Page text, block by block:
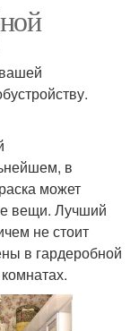
в
может
вещи. Лучший
не стоит
в гардеробной